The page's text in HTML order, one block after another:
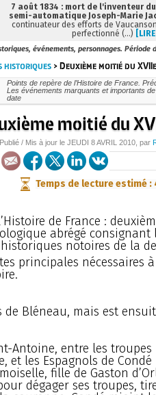
événements, personnages. Période
historiques > Deuxième moitié du
Points de repère de l’Histoire de France.
Les événements marquants et importants
date
moitié du
Publié / Mis à jour le JEUDI 8 AVRIL 2010, par
Temps de lecture estimé :
de France :
abrégé consignant
notoires de la
principales nécessaires
de Bléneau, mais est
Antoine, entre les troupes
et les Espagnols de
fille de Gaston
dégager ses troupes,
7 août 1834 : mort de l'inventeur
semi-automatique Joseph-Marie
continuateur des efforts de
perfectionné (…)